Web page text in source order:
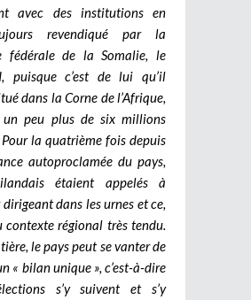
avec des institutions en
revendiqué par la
fédérale de la Somalie, le
puisque c’est de lui qu’il
dans la Corne de l’Afrique,
peu plus de six millions
la quatrième fois depuis
autoproclamée du pays,
étaient appelés à
dans les urnes et ce,
contexte régional très tendu.
le pays peut se vanter de
« bilan unique », c’est-à-dire
s’y suivent et s’y